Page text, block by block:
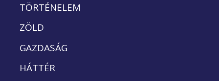
TÖRTÉNELEM
ZÖLD
GAZDASÁG
HÁTTÉR